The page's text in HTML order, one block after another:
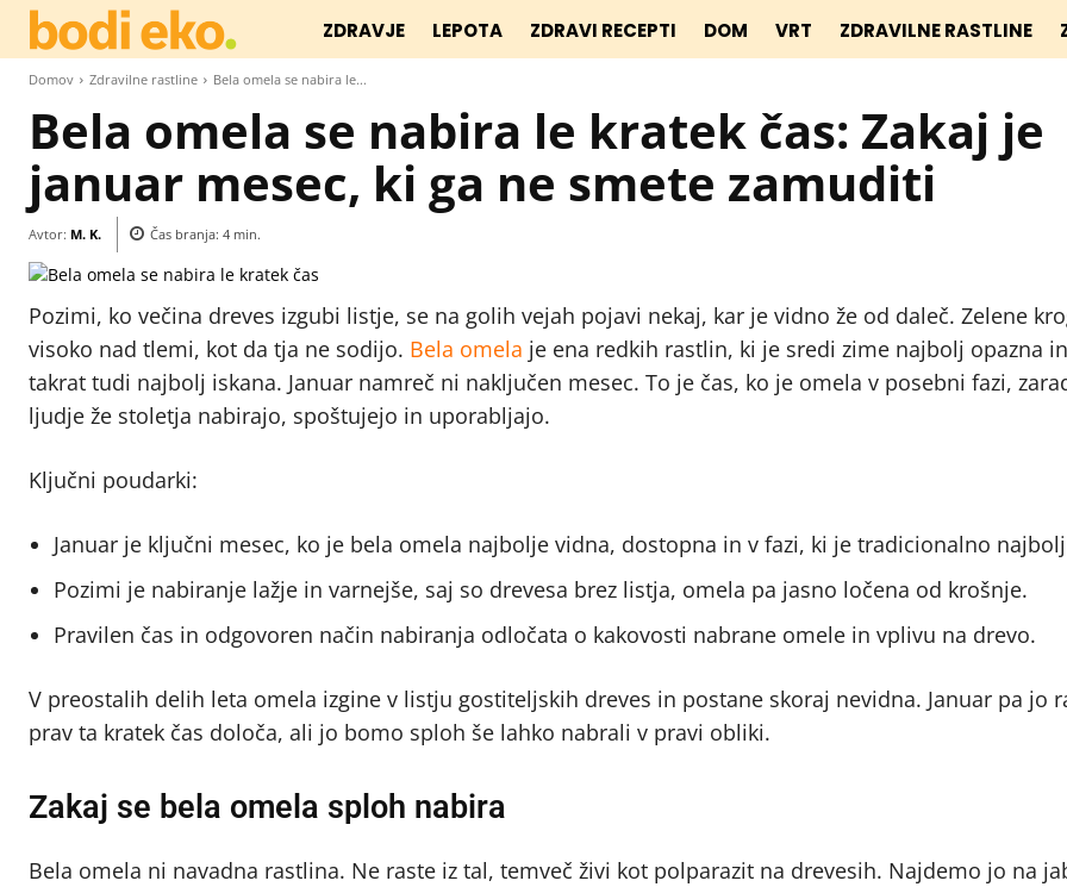
ZDRAVJE LEPOTA ZDRAVI RECEPTI DOM VRT ZDRAVILNE RASTLINE
Domov Zdravilne rastline Bela omela se nabira le...
Bela omela se nabira le kratek čas: Zakaj je
januar mesec, ki ga ne smete zamuditi
Avtor: M. K. Čas branja: 4 min.
Pozimi, ko večina dreves izgubi listje, se na golih vejah pojavi nekaj, kar je vidno že od daleč. Zelene
visoko nad tlemi, kot da tja ne sodijo. Bela omela je ena redkih rastlin, ki je sredi zime najbolj opazna
takrat tudi najbolj iskana. Januar namreč ni naključen mesec. To je čas, ko je omela v posebni fazi,
ljudje že stoletja nabirajo, spoštujejo in uporabljajo.
Ključni poudarki:
Januar je ključni mesec, ko je bela omela najbolje vidna, dostopna in v fazi, ki je tradicionalno
Pozimi je nabiranje lažje in varnejše, saj so drevesa brez listja, omela pa jasno ločena od krošnje.
Pravilen čas in odgovoren način nabiranja odločata o kakovosti nabrane omele in vplivu na drevo.
V preostalih delih leta omela izgine v listju gostiteljskih dreves in postane skoraj nevidna. Januar pa jo
prav ta kratek čas določa, ali jo bomo sploh še lahko nabrali v pravi obliki.
Zakaj se bela omela sploh nabira
Bela omela ni navadna rastlina. Ne raste iz tal, temveč živi kot polparazit na drevesih. Najdemo jo na